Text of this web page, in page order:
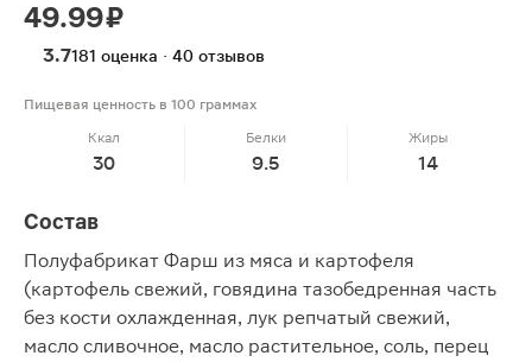
49.99 ₽
3.7181 оценка · 40 отзывов
Пищевая ценность в 100 граммах
Ккал
30
Белки
9.5
Жиры
14
Состав
Полуфабрикат Фарш из мяса и картофеля
(картофель свежий, говядина тазобедренная часть
без кости охлажденная, лук репчатый свежий,
масло сливочное, масло растительное, соль, перец